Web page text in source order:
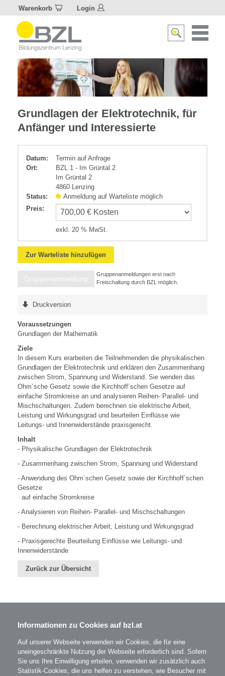
Warenkorb Login
Suche
Elektrotechnik
Grundlagen der Elektrotechnik, für
Anfänger und Interessierte
Datum:
Termin auf Anfrage
Ort:
BZL 1 - Im Grüntal 2
Im Grüntal 2
4860 Lenzing
Status:
Anmeldung auf Warteliste möglich
Preis:
exkl. 20 % MwSt.
Zur Warteliste hinzufügen
Gruppenanmeldung
Gruppenanmeldungen erst nach
Freischaltung durch BZL möglich.
Druckversion
Voraussetzungen
Grundlagen der Mathematik
Ziele
In diesem Kurs erarbeiten die Teilnehmenden die physikalischen
Grundlagen der Elektrotechnik und erklären den Zusammenhang
zwischen Strom, Spannung und Widerstand. Sie wenden das
Ohm´sche Gesetz sowie die Kirchhoff´schen Gesetze auf
einfache Stromkreise an und analysieren Reihen- Parallel- und
Mischschaltungen. Zudem berechnen sie elektrische Arbeit,
Leistung und Wirkungsgrad und beurteilen Einflüsse wie
Leitungs- und Innenwiderstände praxisgerecht.
Inhalt
- Physikalische Grundlagen der Elektrotechnik
- Zusammenhang zwischen Strom, Spannung und Widerstand
- Anwendung des Ohm´schen Gesetz sowie der Kirchhoff´schen
Gesetze
auf einfache Stromkreise
- Analysieren von Reihen- Parallel- und Mischschaltungen
- Berechnung elektrischer Arbeit, Leistung und Wirkungsgrad
- Praxisgerechte Beurteilung Einflüsse wie Leitungs- und
Innenwiderstände
Zurück zur Übersicht
BZL - Bildungszentrum Lenzing GmbH
A-4860 Lenzing
T: 07672 701-3531
office@bzl.at
Informationen zu Cookies auf bzl.at
Auf unserer Webseite verwenden wir Cookies, die für eine
uneingeschränkte Nutzung der Webseite erforderlich sind. Sofern
Sie uns Ihre Einwilligung erteilen, verwenden wir zusätzlich auch
Statistik-Cookies, die uns helfen zu verstehen, wie Besucher mit